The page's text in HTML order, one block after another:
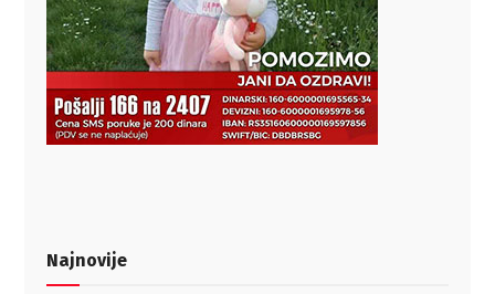
Najnovije